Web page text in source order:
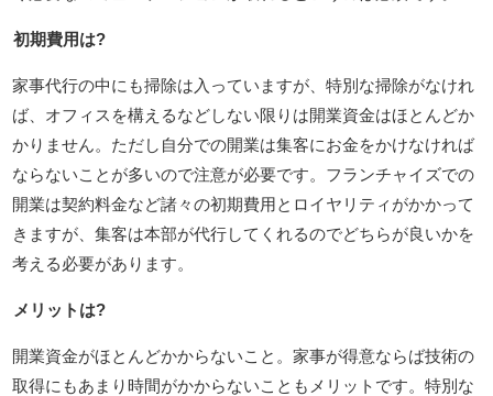
初期費用は?
家事代行の中にも掃除は入っていますが、特別な掃除がなけれ
ば、オフィスを構えるなどしない限りは開業資金はほとんどか
かりません。ただし自分での開業は集客にお金をかけなければ
ならないことが多いので注意が必要です。フランチャイズでの
開業は契約料金など諸々の初期費用とロイヤリティがかかって
きますが、集客は本部が代行してくれるのでどちらが良いかを
考える必要があります。
メリットは?
開業資金がほとんどかからないこと。家事が得意ならば技術の
取得にもあまり時間がかからないこともメリットです。特別な